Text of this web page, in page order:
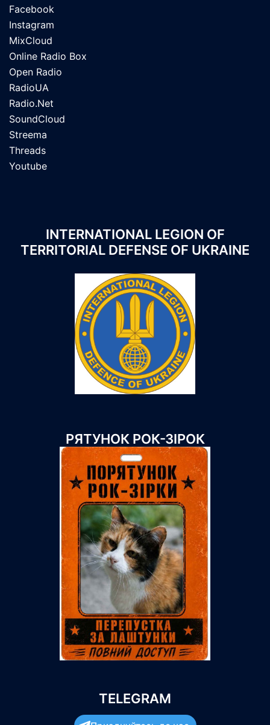
Facebook
Instagram
MixCloud
Online Radio Box
Open Radio
RadioUA
Radio.Net
SoundCloud
Streema
Threads
Youtube
INTERNATIONAL LEGION OF
TERRITORIAL DEFENSE OF UKRAINE
РЯТУНОК РОК-ЗІРОК
TELEGRAM